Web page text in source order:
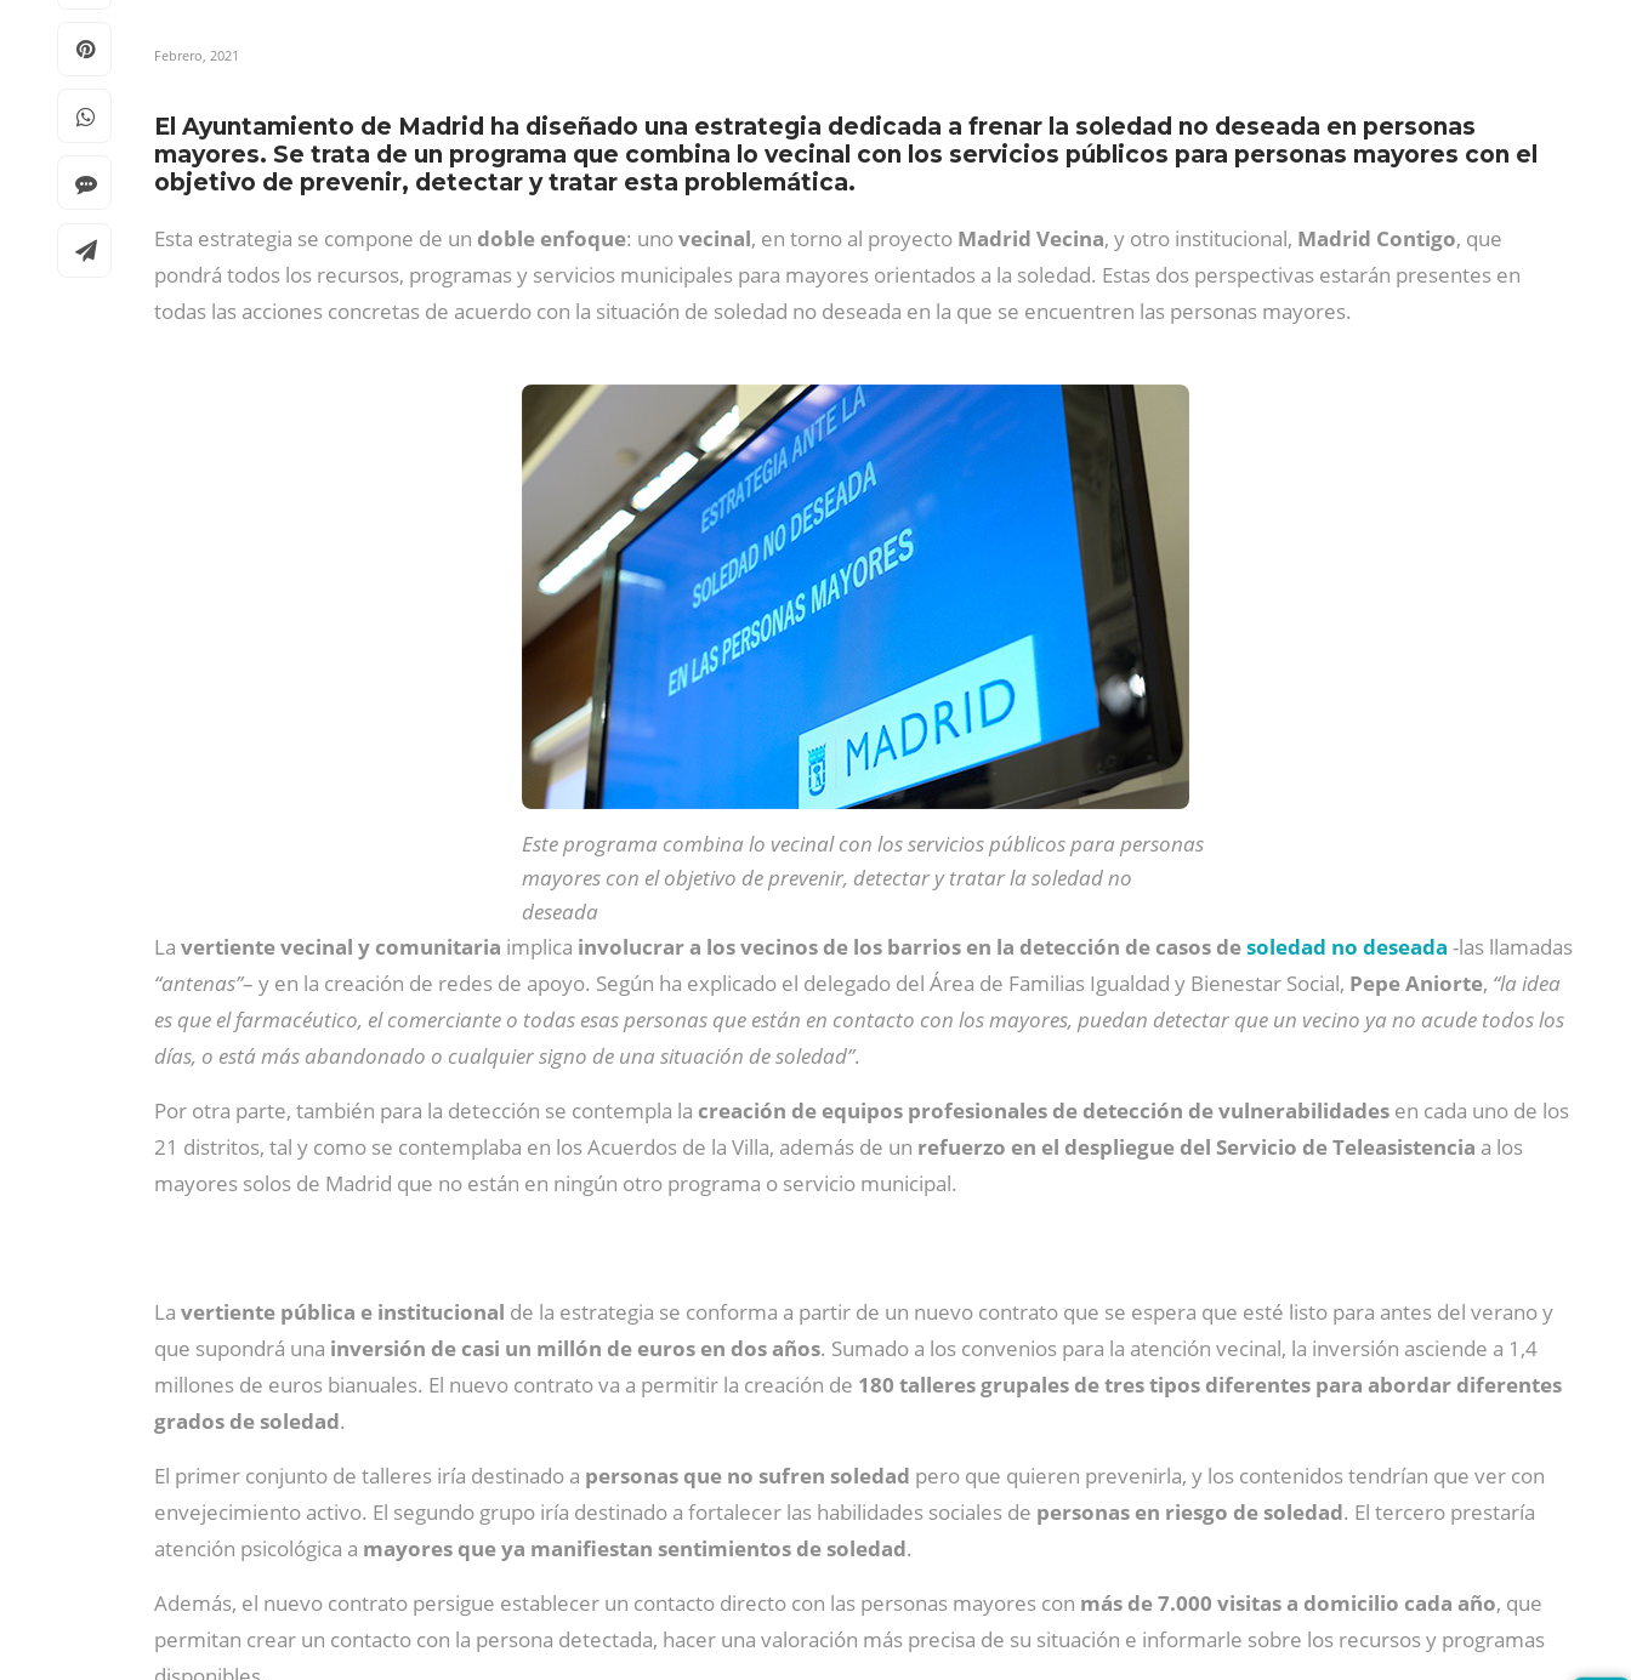
Febrero, 2021
El Ayuntamiento de Madrid ha diseñado una estrategia dedicada a frenar la soledad no deseada en personas
mayores. Se trata de un programa que combina lo vecinal con los servicios públicos para personas mayores con el
objetivo de prevenir, detectar y tratar esta problemática.
Esta estrategia se compone de un doble enfoque: unovecinal, en torno al proyecto Madrid Vecina, y otro institucional, Madrid Contigo, que
pondrá todos los recursos, programas y servicios municipales para mayores orientados a la soledad. Estas dos perspectivas estarán presentes en
todas las acciones concretas de acuerdo con la situación de soledad no deseada en la que se encuentren las personas mayores.
Este programa combina lo vecinal con los servicios públicos para personas
mayores con el objetivo de prevenir, detectar y tratar la soledad no
deseada
La vertiente vecinal y comunitaria implica involucrar a los vecinos de los barrios en la detección de casos desoledad no deseada -las llamadas
“antenas”– y en la creación de redes de apoyo. Según ha explicado el delegado del Área de Familias Igualdad y Bienestar Social, Pepe Aniorte, “la idea
es que el farmacéutico, el comerciante o todas esas personas que están en contacto con los mayores, puedan detectar que un vecino ya no acude todos los
días, o está más abandonado o cualquier signo de una situación de soledad”.
Por otra parte, también para la detección se contempla la creación de equipos profesionales de detección de vulnerabilidades en cada uno de los
21 distritos, tal y como se contemplaba en los Acuerdos de la Villa, además de un refuerzo en el despliegue del Servicio de Teleasistencia a los
mayores solos de Madrid que no están en ningún otro programa o servicio municipal.
La vertiente pública e institucional de la estrategia se conforma a partir de un nuevo contrato que se espera que esté listo para antes del verano y
que supondrá una inversión de casi un millón de euros en dos años. Sumado a los convenios para la atención vecinal, la inversión asciende a 1,4
millones de euros bianuales. El nuevo contrato va a permitir la creación de 180 talleres grupales de tres tipos diferentes para abordar diferentes
grados de soledad.
El primer conjunto de talleres iría destinado a personas que no sufren soledad pero que quieren prevenirla, y los contenidos tendrían que ver con
envejecimiento activo. El segundo grupo iría destinado a fortalecer las habilidades sociales de personas en riesgo de soledad. El tercero prestaría
atención psicológica a mayores que ya manifiestan sentimientos de soledad.
Además, el nuevo contrato persigue establecer un contacto directo con las personas mayores con más de 7.000 visitas a domicilio cada año, que
permitan crear un contacto con la persona detectada, hacer una valoración más precisa de su situación e informarle sobre los recursos y programas